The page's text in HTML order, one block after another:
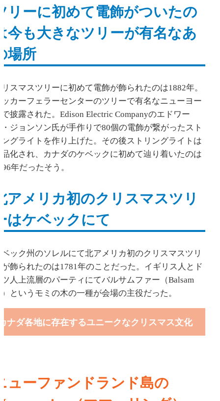
リーに初めて電飾がついたの
今も大きなツリーが有名なあ
場所
スマスツリーに初めて電飾が飾られたのは1882年。
カーフェラーセンターのツリーで有名なニューヨー
披露された。Edison Electric Companyのエドワー
ジョンソン氏が手作りで80個の電飾が繋がったスト
グライトを作り上げた。その後ストリングライトは
化され、カナダのケベックに初めて辿り着いたのは
年だったそう。
アメリカ初のクリスマスツリ
はケベックにて
ック州のソレルにて北アメリカ初のクリスマスツリ
飾られたのは1781年のことだった。イギリス人とド
人上流層のパーティにてバルサムファー（Balsam
というモミの木の一種が会場の主役だった。
ナダ各地に存在するユニークなクリスマス文化
ューファンドランド島の